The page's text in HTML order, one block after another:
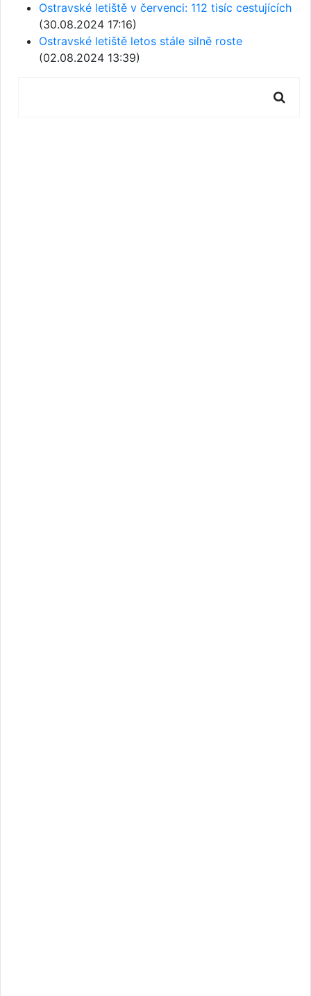
Ostravské letiště v červenci: 112 tisíc cestujících
(30.08.2024 17:16)
Ostravské letiště letos stále silně roste
(02.08.2024 13:39)